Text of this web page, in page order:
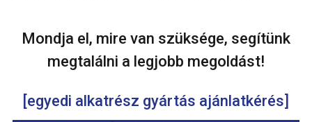
Mondja el, mire van szüksége, segítünk
megtalálni a legjobb megoldást!
[egyedi alkatrész gyártás ajánlatkérés]